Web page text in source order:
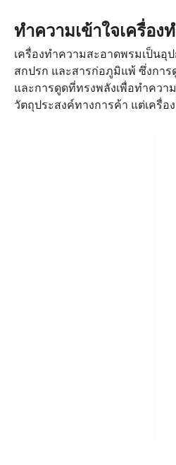
ทำความเข้าใจเครื่อ
เครื่องทำความสะอาดพรมเป็น
สกปรก และสารก่อภูมิแพ้ ซึ่งกา
และการดูดที่ทรงพลังเพื่อทำควา
วัตถุประสงค์ทางการค้า แต่เครื่